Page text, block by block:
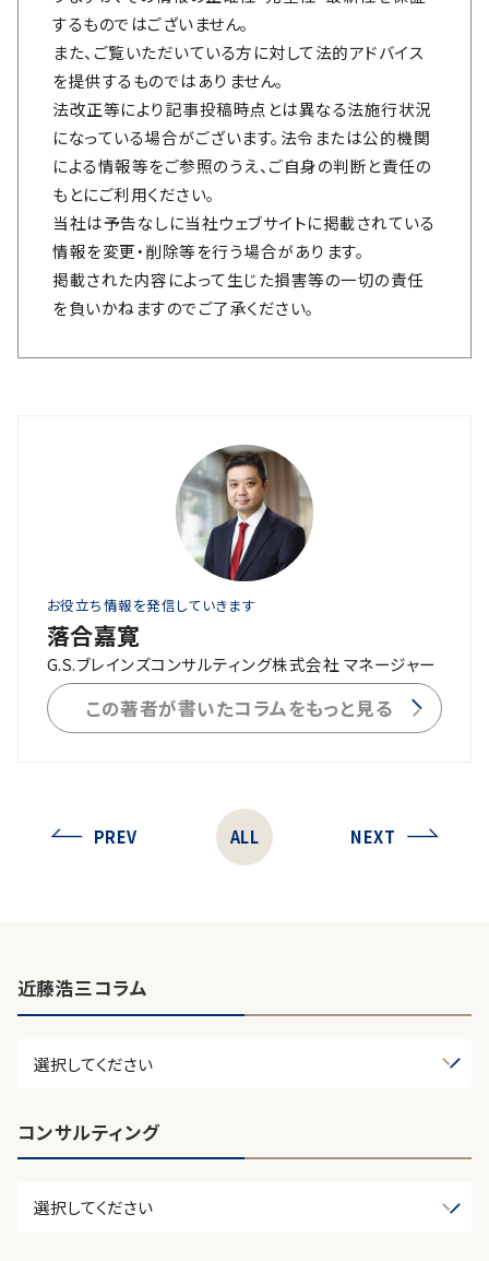
するものではございません。
また、ご覧いただいている方に対して法的アドバイス
を提供するものではありません。
法改正等により記事投稿時点とは異なる法施行状況
になっている場合がございます。法令または公的機関
による情報等をご参照のうえ、ご自身の判断と責任の
もとにご利用ください。
当社は予告なしに当社ウェブサイトに掲載されている
情報を変更・削除等を行う場合があります。
掲載された内容によって生じた損害等の一切の責任
を負いかねますのでご了承ください。
お役立ち情報を発信していきます
落合嘉寛
G.S.ブレインズコンサルティング株式会社 マネージャー
この著者が書いたコラムをもっと見る
PREV ALL NEXT
近藤浩三コラム
コンサルティング